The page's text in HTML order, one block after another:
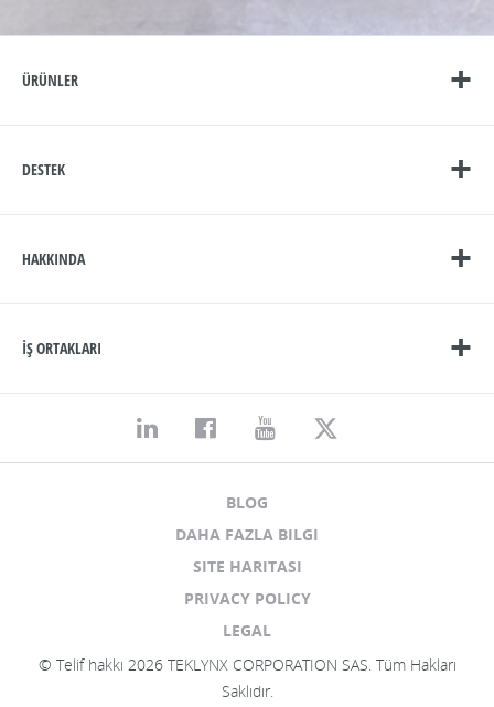
ÜRÜNLER
DESTEK
HAKKINDA
İŞ ORTAKLARI
© Telif hakkı 2026 TEKLYNX CORPORATION SAS. Tüm Hakları
Saklıdır.
BLOG
DAHA FAZLA BILGI
SITE HARITASI
PRIVACY POLICY
LEGAL